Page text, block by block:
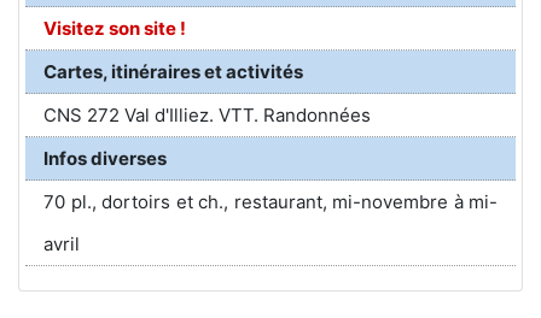
Visitez son site !
Cartes, itinéraires et activités
CNS 272 Val d'Illiez. VTT. Randonnées
Infos diverses
70 pl., dortoirs et ch., restaurant, mi-novembre à mi-
avril